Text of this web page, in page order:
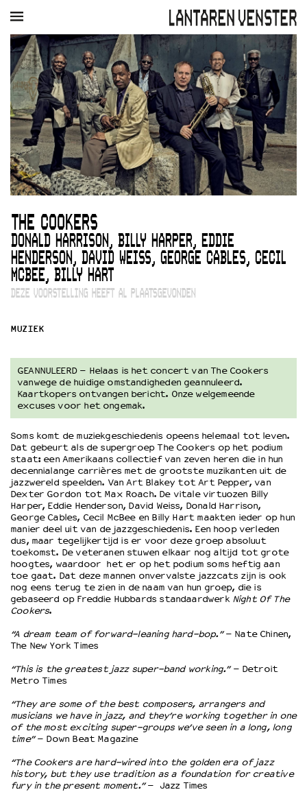
AGENDA FILM MUZIEK RESTAURANT VERHUUR
Winkelmandje
Zoek
PLAN JE BEZOEK
Openingstijden & contact
Bereikbaarheid
Kaartverkoop
EDUCATIE
Schoolvoorstellingen
Filmprogramma’s Primair Onderwijs
Filmprogramma’s VO/MBO
Speciale educatieprogramma’s
Wat we doen
Werken bij
Wie is wie
Word vriend
Partners
Huisregels
Privacyverklaring
Integriteits- en gedragscode
Duurzaamheid
Culturele boycot Israël
Ruimte voor artistieke vrijheid – VNPF
THE COOKERS
DONALD HARRISON, BILLY HARPER, EDDIE
HENDERSON, DAVID WEISS, GEORGE CABLES, CECIL
MCBEE, BILLY HART
DEZE VOORSTELLING HEEFT AL PLAATSGEVONDEN
MUZIEK
GEANNULEERD – Helaas is het concert van The Cookers
vanwege de huidige omstandigheden geannuleerd.
Kaartkopers ontvangen bericht. Onze welgemeende
excuses voor het ongemak.
Soms komt de muziekgeschiedenis opeens helemaal tot leven.
Dat gebeurt als de supergroep The Cookers op het podium
staat: een Amerikaans collectief van zeven heren die in hun
decennialange carrières met de grootste muzikanten uit de
jazzwereld speelden. Van Art Blakey tot Art Pepper, van
Dexter Gordon tot Max Roach. De vitale virtuozen Billy
Harper, Eddie Henderson, David Weiss, Donald Harrison,
George Cables, Cecil McBee en Billy Hart maakten ieder op hun
manier deel uit van de jazzgeschiedenis. Een hoop verleden
dus, maar tegelijkertijd is er voor deze groep absoluut
toekomst. De veteranen stuwen elkaar nog altijd tot grote
hoogtes, waardoor het er op het podium soms heftig aan
toe gaat. Dat deze mannen onvervalste jazzcats zijn is ook
nog eens terug te zien in de naam van hun groep, die is
gebaseerd op Freddie Hubbards standaardwerk Night Of The
Cookers.
“A dream team of forward-leaning hard-bop.”– Nate Chinen,
The New York Times
“This is the greatest jazz super-band working.”– Detroit
Metro Times
“They are some of the best composers, arrangers and
musicians we have in jazz, and they’re working together in one
of the most exciting super-groups we’ve seen in a long, long
time”– Down Beat Magazine
“The Cookers are hard-wired into the golden era of jazz
history, but they use tradition as a foundation for creative
fury in the present moment.”– Jazz Times